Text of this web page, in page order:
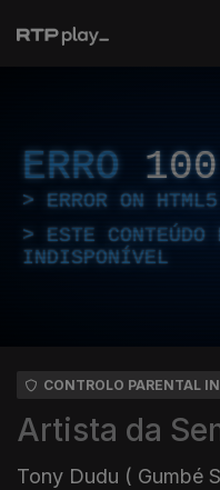
ERRO 100
ERROR ON
ESTE CONTEÚDO
INDISPONÍVEL
CONTROLO PARENTAL
Artista da
Tony Dudu ( Gumbé